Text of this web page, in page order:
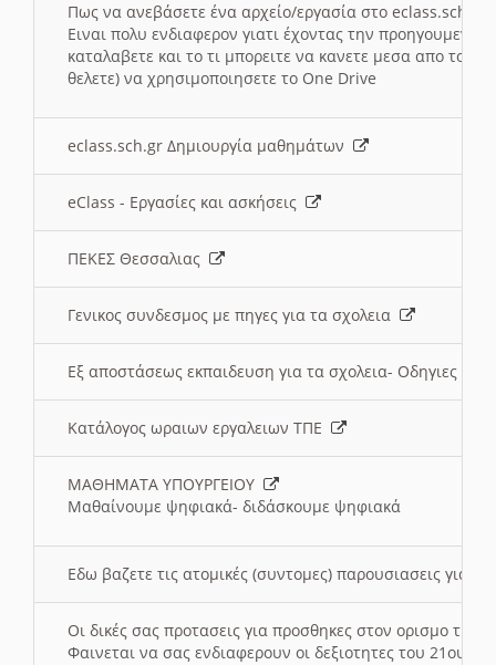
Πως να ανεβάσετε ένα αρχείο/εργασία στο eclass.sch.gr
Ειναι πολυ ενδιαφερον γιατι έχοντας την
καταλαβετε και το τι μπορειτε να κανετε μεσα απο το
θελετε) να χρησιμοποιησετε το One Drive
eclass.sch.gr Δημιουργία μαθημάτων
eClass - Εργασίες και ασκήσεις
ΠΕΚΕΣ Θεσσαλιας
Γενικος συνδεσμος με πηγες για τα σχολεια
Εξ αποστάσεως εκπαιδευση για τα σχολεια- Οδηγιες
Κατάλογος ωραιων εργαλειων ΤΠΕ
ΜΑΘΗΜΑΤΑ ΥΠΟΥΡΓΕΙΟΥ
Μαθαίνουμε ψηφιακά- διδάσκουμε ψηφιακά
Εδω βαζετε τις ατομικές (συντομες) παρουσιασεις για
Οι δικές σας προτασεις για προσθηκες στον ορισμο
Φαινεται να σας ενδιαφερουν οι δεξιοτητες του 21ου